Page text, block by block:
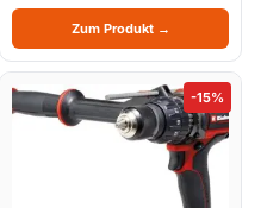
Zum Produkt →
-15%